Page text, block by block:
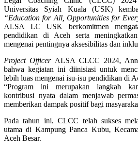
Universitas Syiah Kuala (USK)
“Education for All, Opportunities for
ALSA LC USK berkomitmen
pendidikan di Aceh serta
mengenai pentingnya aksesibilitas dan
Project OfficerALSA CLCC 2024,
bahwa kegiatan ini diinisiasi untuk
lebih luas mengenai isu-isu pendidikan di
“Program ini merupakan langkah
kontribusi nyata dalam menjawab
memberikan dampak positif bagi
Pada tahun ini, CLCC telah sukses
utama di Kampung Panca Kubu,
Aceh Besar.